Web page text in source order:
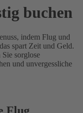
buchen
indem Flug und
spart Zeit und Geld.
sorglose
und unvergessliche
Flug